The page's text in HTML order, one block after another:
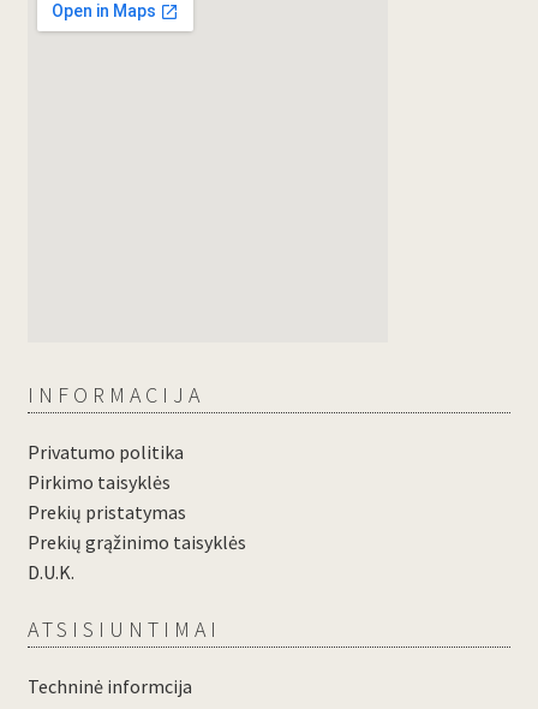
INFORMACIJA
Privatumo politika
Pirkimo taisyklės
Prekių pristatymas
Prekių grąžinimo taisyklės
D.U.K.
ATSISIUNTIMAI
Techninė informcija